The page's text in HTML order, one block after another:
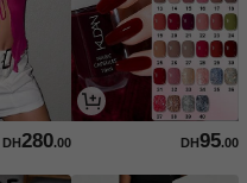
DH95.00
DH280.00